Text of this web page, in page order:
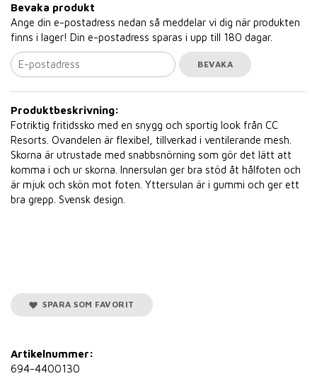
Bevaka produkt
Ange din e-postadress nedan så meddelar vi dig när produkten
finns i lager! Din e-postadress sparas i upp till 180 dagar.
BEVAKA
Produktbeskrivning:
Fotriktig fritidssko med en snygg och sportig look från CC
Resorts. Ovandelen är flexibel, tillverkad i ventilerande mesh.
Skorna är utrustade med snabbsnörning som gör det lätt att
komma i och ur skorna. Innersulan ger bra stöd åt hålfoten och
är mjuk och skön mot foten. Yttersulan är i gummi och ger ett
bra grepp. Svensk design.
SPARA SOM FAVORIT
Artikelnummer:
694-4400130